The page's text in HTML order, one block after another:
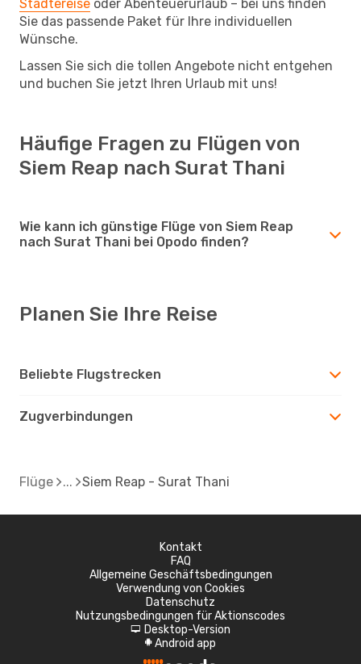
Städtereise oder Abenteuerurlaub – bei uns finden
Sie das passende Paket für Ihre individuellen
Wünsche.
Lassen Sie sich die tollen Angebote nicht entgehen
und buchen Sie jetzt Ihren Urlaub mit uns!
Häufige Fragen zu Flügen von
Siem Reap nach Surat Thani
Wie kann ich günstige Flüge von Siem Reap
nach Surat Thani bei Opodo finden?
Planen Sie Ihre Reise
Beliebte Flugstrecken
Zugverbindungen
Flüge Siem Reap - Surat Thani
Kontakt
FAQ
Allgemeine Geschäftsbedingungen
Verwendung von Cookies
Datenschutz
Nutzungsbedingungen für Aktionscodes
d Desktop-Version
A Android app